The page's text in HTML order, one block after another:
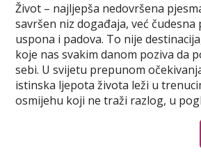
c
e
b
o
o
k
i
t
t
e
r
n
t
e
r
e
s
m
b
l
r
b
e
r
s
s
e
n
g
e
r
Život – najljepša nedovršena
savršen niz događaja, već
uspona i padova. To nije
koje nas svakim danom poziva da
sebi. U svijetu prepunom
istinska ljepota života leži u
osmijehu koji ne traži razlog, u